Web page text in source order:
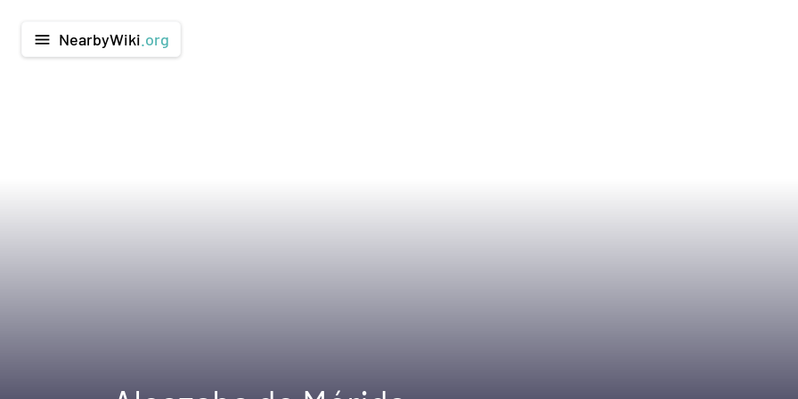
menu NearbyWiki .org